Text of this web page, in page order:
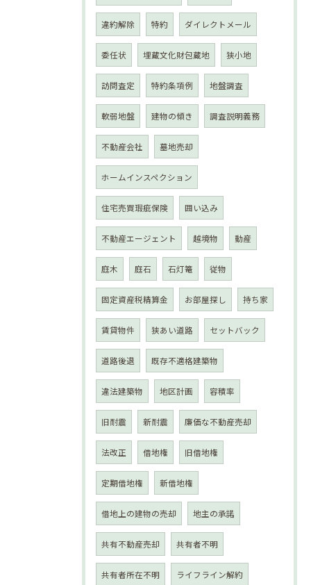
違約解除 特約 ダイレクトメール
委任状 埋蔵文化財包蔵地 狭小地
訪問査定 特約条項例 地盤調査
軟弱地盤 建物の傾き 調査説明義務
不動産会社 墓地売却
ホームインスペクション
住宅売買瑕疵保険 囲い込み
不動産エージェント 越境物 動産
庭木 庭石 石灯篭 従物
固定資産税精算金 お部屋探し 持ち家
賃貸物件 狭あい道路 セットバック
道路後退 既存不適格建築物
違法建築物 地区計画 容積率
旧耐震 新耐震 廉価な不動産売却
法改正 借地権 旧借地権
定期借地権 新借地権
借地上の建物の売却 地主の承諾
共有不動産売却 共有者不明
共有者所在不明 ライフライン解約